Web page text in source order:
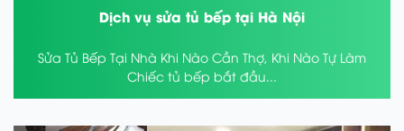
Dịch vụ sửa tủ bếp tại Hà Nội
Sửa Tủ Bếp Tại Nhà Khi Nào Cần Thợ, Khi Nào Tự Làm
Chiếc tủ bếp bắt đầu...